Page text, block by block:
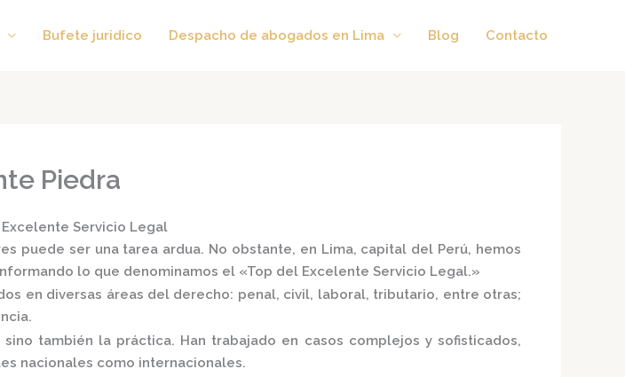
Bufete juridico Despacho de abogados en Lima Blog Contacto
Piedra
Servicio Legal
puede ser una tarea ardua. No obstante, en Lima, capital del Perú, hemos
lo que denominamos el «Top del Excelente Servicio Legal.»
en diversas áreas del derecho: penal, civil, laboral, tributario, entre otras;
también la práctica. Han trabajado en casos complejos y sofisticados,
nacionales como internacionales.